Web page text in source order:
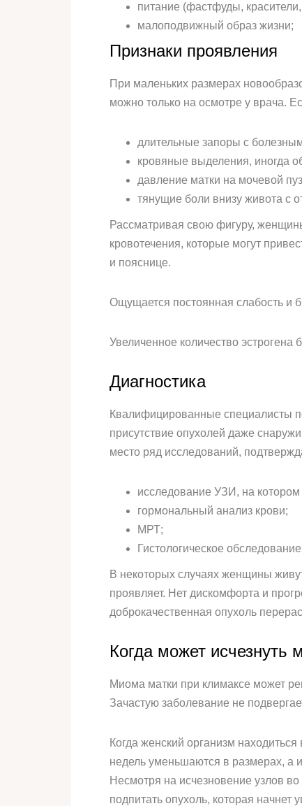
питание (фастфуды,
малоподвижный образ жизни;
Признаки проявления
При маленьких размерах
можно только на осмотре у врача.
длительные запоры с
кровяные выделения, иногда
давление матки на мочевой
тянущие боли внизу живота с
Рассматривая свою фигуру,
кровотечения, которые могут
и пояснице.
Ощущается постоянная слабость и
Увеличенное количество эстрогена
Диагностика
Квалифицированные специалисты
присутствие опухолей даже
место ряд исследований,
исследование УЗИ, на
гормональный анализ крови;
МРТ;
Гистологическое
В некоторых случаях женщины
проявляет. Нет дискомфорта и
доброкачественная опухоль
Когда может исчезнуть
Миома матки при климаксе может
Зачастую заболевание не
Когда женский организм
недель уменьшаются в размерах, а
Несмотря на исчезновение узлов
подпитать опухоль, которая начнет